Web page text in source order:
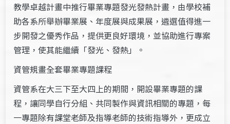
教學卓越計畫中推行畢業專題發光發熱計畫，由學校補
助各系所舉辦畢業展、年度展與成果展，遴選值得進一
步開發之優秀作品，提供更良好環境，並協助進行專案
管理，使其能繼續「發光、發熱」。
資管規畫全套畢業專題課程
資管系在大三下至大四上的期間，開設畢業專題的課
程，讓同學自行分組、共同製作與資訊相關的專題，每
一專題除有課堂老師及指導老師的技術指導外，更成立